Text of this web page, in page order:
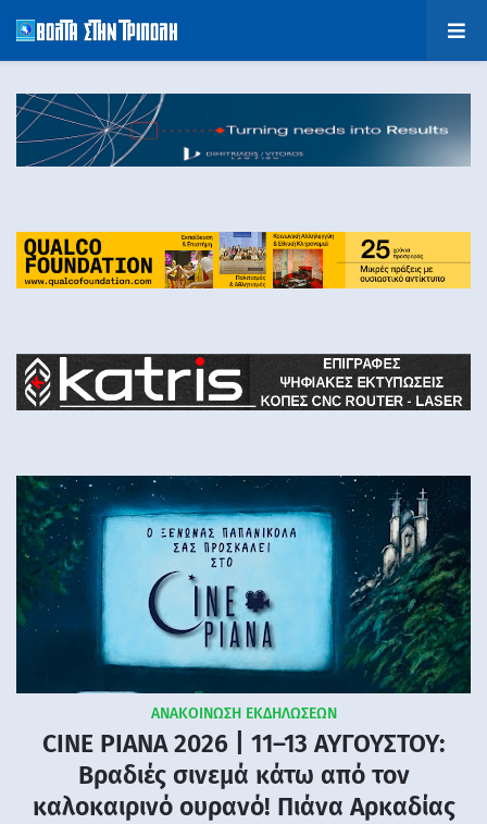
ΑΝΑΚΟΙΝΩΣΗ ΕΚΔΗΛΩΣΕΩΝ
CINE PIANA 2026 | 11–13 ΑΥΓΟΥΣΤΟΥ:
Βραδιές σινεμά κάτω από τον
καλοκαιρινό ουρανό! Πιάνα Αρκαδίας